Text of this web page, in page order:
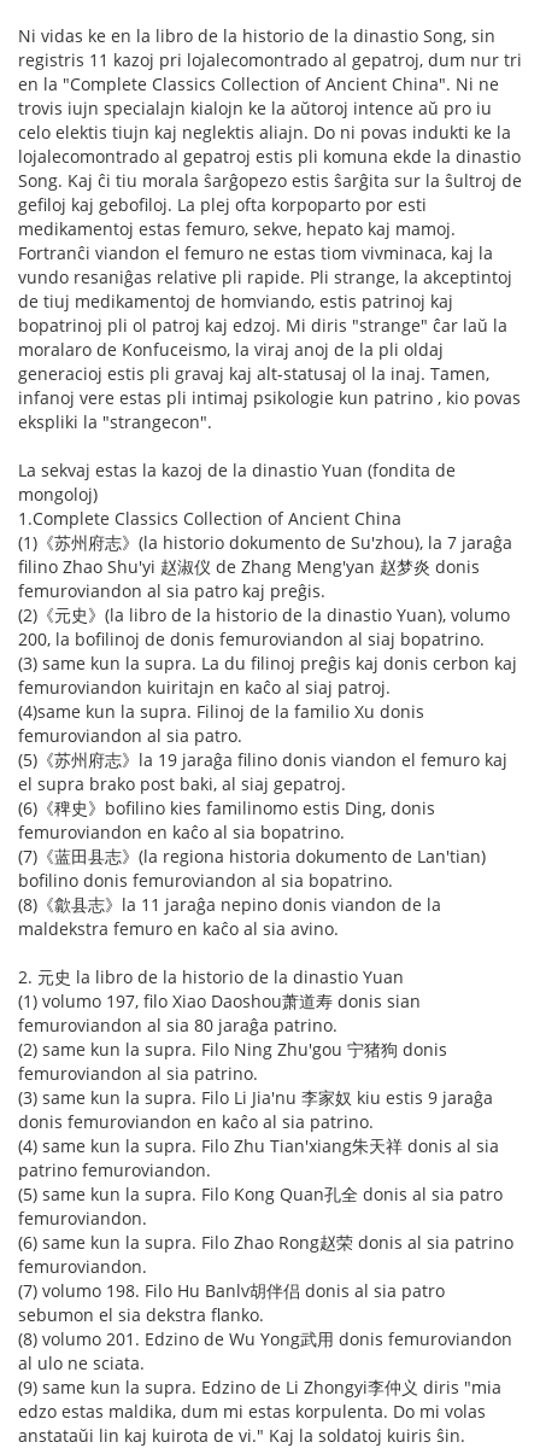
Ni vidas ke en la libro de la historio de la dinastio Song, sin
registris 11 kazoj pri lojalecomontrado al gepatroj, dum nur tri
en la "Complete Classics Collection of Ancient China". Ni ne
trovis iujn specialajn kialojn ke la aŭtoroj intence aŭ pro iu
celo elektis tiujn kaj neglektis aliajn. Do ni povas indukti ke la
lojalecomontrado al gepatroj estis pli komuna ekde la dinastio
Song. Kaj ĉi tiu morala ŝarĝopezo estis ŝarĝita sur la ŝultroj de
gefiloj kaj gebofiloj. La plej ofta korpoparto por esti
medikamentoj estas femuro, sekve, hepato kaj mamoj.
Fortranĉi viandon el femuro ne estas tiom vivminaca, kaj la
vundo resaniĝas relative pli rapide. Pli strange, la akceptintoj
de tiuj medikamentoj de homviando, estis patrinoj kaj
bopatrinoj pli ol patroj kaj edzoj. Mi diris "strange" ĉar laŭ la
moralaro de Konfuceismo, la viraj anoj de la pli oldaj
generacioj estis pli gravaj kaj alt-statusaj ol la inaj. Tamen,
infanoj vere estas pli intimaj psikologie kun patrino , kio povas
ekspliki la "strangecon".
La sekvaj estas la kazoj de la dinastio Yuan (fondita de
mongoloj)
1.Complete Classics Collection of Ancient China
(1)《苏州府志》(la historio dokumento de Su'zhou), la 7 jaraĝa
filino Zhao Shu'yi 赵淑仪 de Zhang Meng'yan 赵梦炎 donis
femuroviandon al sia patro kaj preĝis.
(2)《元史》(la libro de la historio de la dinastio Yuan), volumo
200, la bofilinoj de donis femuroviandon al siaj bopatrino.
(3) same kun la supra. La du filinoj preĝis kaj donis cerbon kaj
femuroviandon kuiritajn en kaĉo al siaj patroj.
(4)same kun la supra. Filinoj de la familio Xu donis
femuroviandon al sia patro.
(5)《苏州府志》la 19 jaraĝa filino donis viandon el femuro kaj
el supra brako post baki, al siaj gepatroj.
(6)《稗史》bofilino kies familinomo estis Ding, donis
femuroviandon en kaĉo al sia bopatrino.
(7)《蓝田县志》(la regiona historia dokumento de Lan'tian)
bofilino donis femuroviandon al sia bopatrino.
(8)《歙县志》la 11 jaraĝa nepino donis viandon de la
maldekstra femuro en kaĉo al sia avino.
2. 元史 la libro de la historio de la dinastio Yuan
(1) volumo 197, filo Xiao Daoshou萧道寿 donis sian
femuroviandon al sia 80 jaraĝa patrino.
(2) same kun la supra. Filo Ning Zhu'gou 宁猪狗 donis
femuroviandon al sia patrino.
(3) same kun la supra. Filo Li Jia'nu 李家奴 kiu estis 9 jaraĝa
donis femuroviandon en kaĉo al sia patrino.
(4) same kun la supra. Filo Zhu Tian'xiang朱天祥 donis al sia
patrino femuroviandon.
(5) same kun la supra. Filo Kong Quan孔全 donis al sia patro
femuroviandon.
(6) same kun la supra. Filo Zhao Rong赵荣 donis al sia patrino
femuroviandon.
(7) volumo 198. Filo Hu Banlv胡伴侣 donis al sia patro
sebumon el sia dekstra flanko.
(8) volumo 201. Edzino de Wu Yong武用 donis femuroviandon
al ulo ne sciata.
(9) same kun la supra. Edzino de Li Zhongyi李仲义 diris "mia
edzo estas maldika, dum mi estas korpulenta. Do mi volas
anstataŭi lin kaj kuirota de vi." Kaj la soldatoj kuiris ŝin.